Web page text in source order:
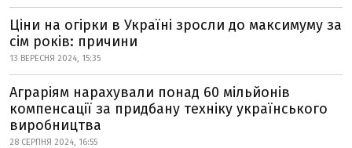
Ціни на огірки в Україні зросли до максимуму за
сім років: причини
13 ВЕРЕСНЯ 2024, 15:35
Аграріям нарахували понад 60 мільйонів
компенсації за придбану техніку українського
виробництва
28 СЕРПНЯ 2024, 16:55